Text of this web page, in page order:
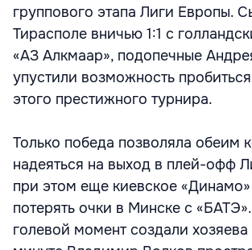
группового этапа Лиги Европы.
Тирасполе вничью 1:1 с
«АЗ Алкмаар», подопечные
упустили возможность
этого престижного турнира.
Только победа позволяла обеим
надеяться на выход в плей-офф
при этом еще киевское
потерять очки в Минске с
голевой момент создали